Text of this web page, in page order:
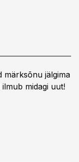
märksõnu jälgima
midagi uut!